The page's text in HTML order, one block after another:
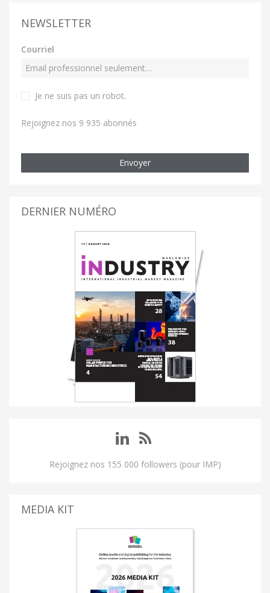
NEWSLETTER
Courriel
Je ne suis pas un robot.
Rejoignez nos 9 935 abonnés
Envoyer
DERNIER NUMÉRO
Rejoignez nos 155 000 followers (pour IMP)
MEDIA KIT